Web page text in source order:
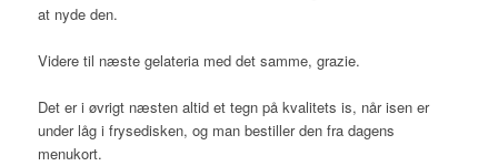
at nyde den.
Videre til næste gelateria med det samme, grazie.
Det er i øvrigt næsten altid et tegn på kvalitets is, når isen er
under låg i frysedisken, og man bestiller den fra dagens
menukort.